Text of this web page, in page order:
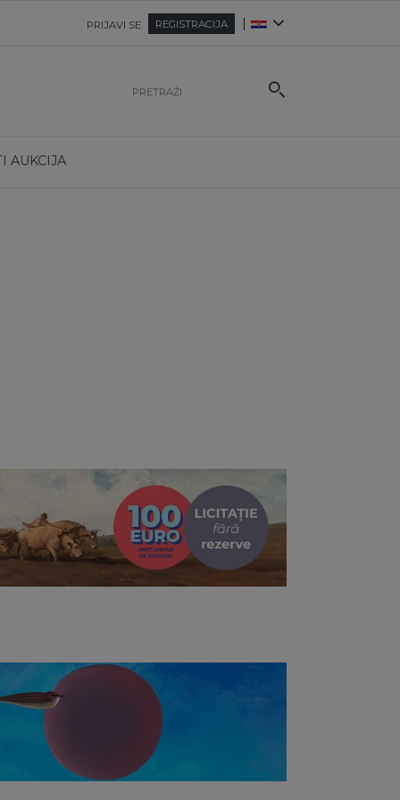
PRIJAVI SE REGISTRACIJA |
AUKCIJA